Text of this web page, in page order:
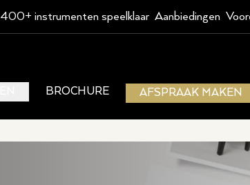
400+ instrumenten speelklaar Aanbiedingen
BROCHURE AFSPRAAK MAKEN